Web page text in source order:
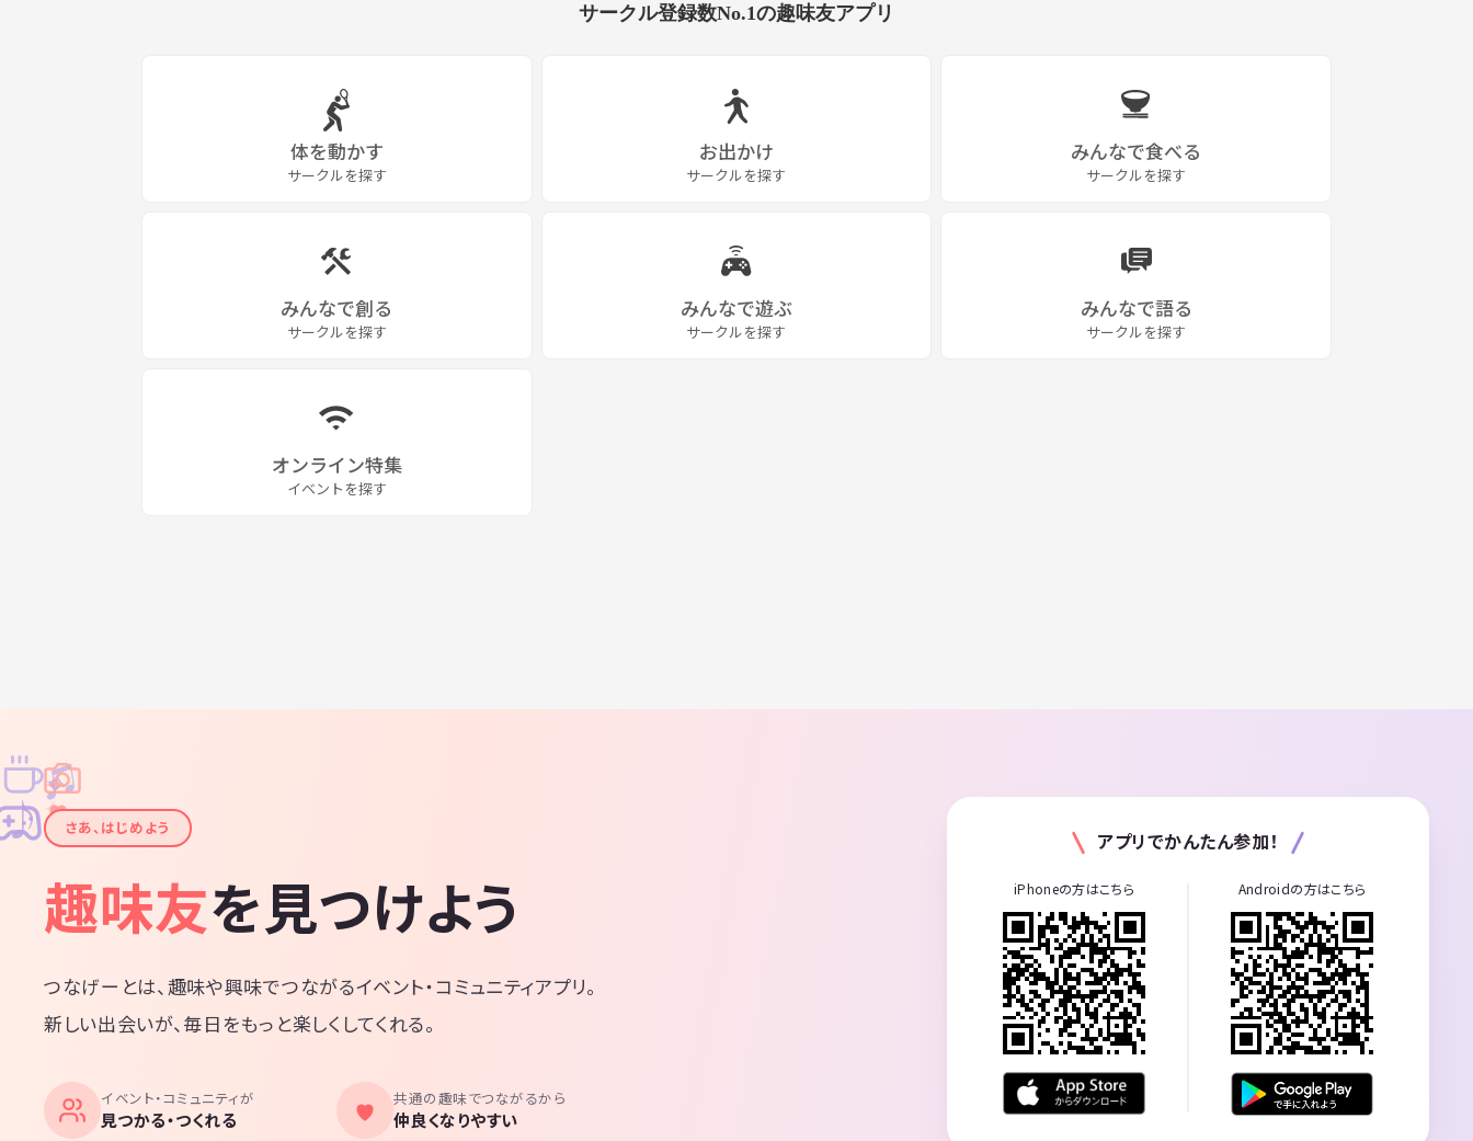
サークル登録数No.1の趣味友アプリ
体を動かす
サークルを探す
お出かけ
サークルを探す
みんなで食べる
サークルを探す
みんなで創る
サークルを探す
みんなで遊ぶ
サークルを探す
みんなで語る
サークルを探す
オンライン特集
イベントを探す
✦
✦
✧
✧
♪
♫
さあ、はじめよう
趣味友を見つけよう
つなげーとは、趣味や興味でつながるイベント・コミュニティアプリ。
新しい出会いが、毎日をもっと楽しくしてくれる。
イベント・コミュニティが
見つかる・つくれる
共通の趣味でつながるから
仲良くなりやすい
アプリでかんたん参加！
iPhoneの方はこちら Androidの方はこちら